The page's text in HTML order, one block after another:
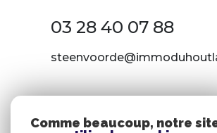
03 28 40 07 88
Comme beaucoup, notre